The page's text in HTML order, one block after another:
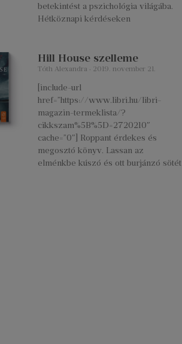
betekintést a pszichológia világába.
Hétköznapi kérdéseken
Hill House szelleme
Tóth Alexandra 2019. november 21.
[include-url
href=”https://www.libri.hu/libri-
magazin-termeklista/?
cikkszam%5B%5D=2720210″
cache=”0″] Roppant érdekes és
megosztó könyv. Lassan az
elménkbe kúszó és ott burjánzó sötét